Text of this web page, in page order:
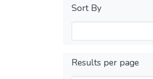
Sort By
Results per page